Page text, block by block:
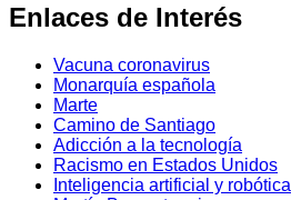
Enlaces de Interés
Vacuna coronavirus
Monarquía española
Marte
Camino de Santiago
Adicción a la tecnología
Racismo en Estados Unidos
Inteligencia artificial y robótica